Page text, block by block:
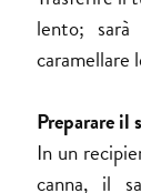
lento;
caramellare
Preparare il
In un
canna, il